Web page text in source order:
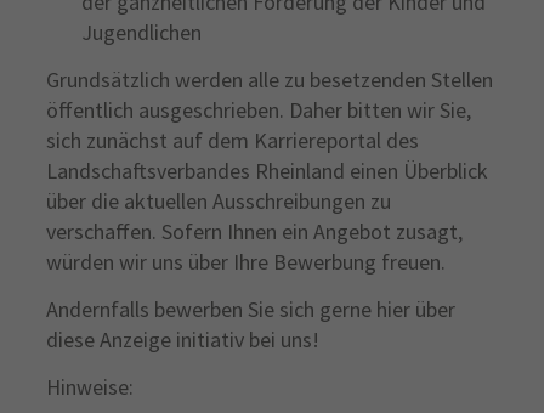
Jugendlichen
Grundsätzlich werden alle zu besetzenden Stellen
öffentlich ausgeschrieben. Daher bitten wir Sie,
sich zunächst auf dem Karriereportal des
Landschaftsverbandes Rheinland einen Überblick
über die aktuellen Ausschreibungen zu
verschaffen. Sofern Ihnen ein Angebot zusagt,
würden wir uns über Ihre Bewerbung freuen.
Andernfalls bewerben Sie sich gerne hier über
diese Anzeige initiativ bei uns!
Hinweise: